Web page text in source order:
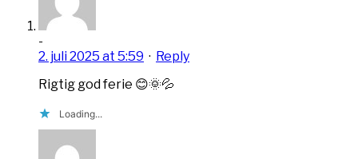
-
2. juli 2025 at 5:59 · Reply
Rigtig god ferie 😊🌞💦
Loading...